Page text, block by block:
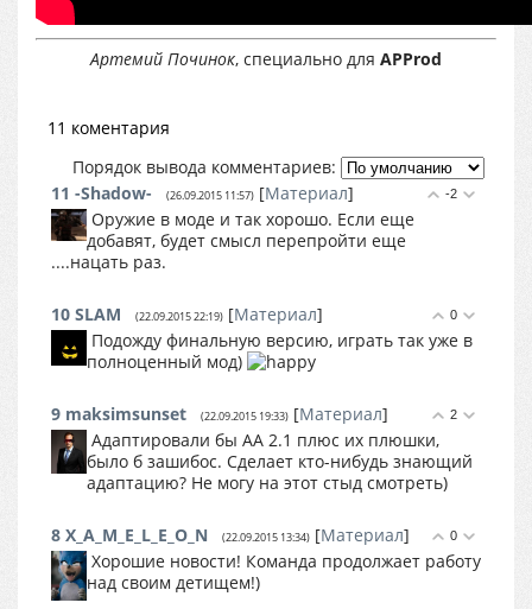
Артемий Починок, специально для APProd
11 коментария
Порядок вывода комментариев:
-2
11 -Shadow- (26.09.2015 11:57) [Материал]
Оружие в моде и так хорошо. Если еще
добавят, будет смысл перепройти еще
....нацать раз.
0
10 SLAM (22.09.2015 22:19) [Материал]
Подожду финальную версию, играть так уже в
полноценный мод)
2
9 maksimsunset (22.09.2015 19:33) [Материал]
Адаптировали бы AA 2.1 плюс их плюшки,
было б зашибос. Сделает кто-нибудь знающий
адаптацию? Не могу на этот стыд смотреть)
0
8 X_A_M_E_L_E_O_N (22.09.2015 13:34) [Материал]
Хорошие новости! Команда продолжает работу
над своим детищем!)